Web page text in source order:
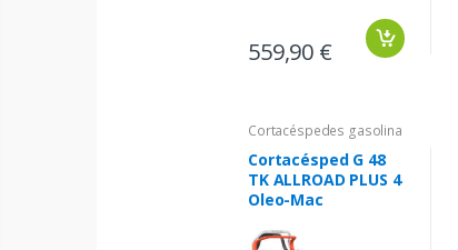
559,90 €
Cortacéspedes gasolina
Cortacésped G 48
TK ALLROAD PLUS 4
Oleo-Mac